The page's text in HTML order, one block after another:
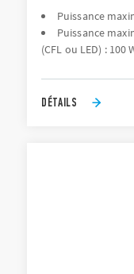
Puissance
Puissance
(CFL ou LED) : 100
DÉTAILS